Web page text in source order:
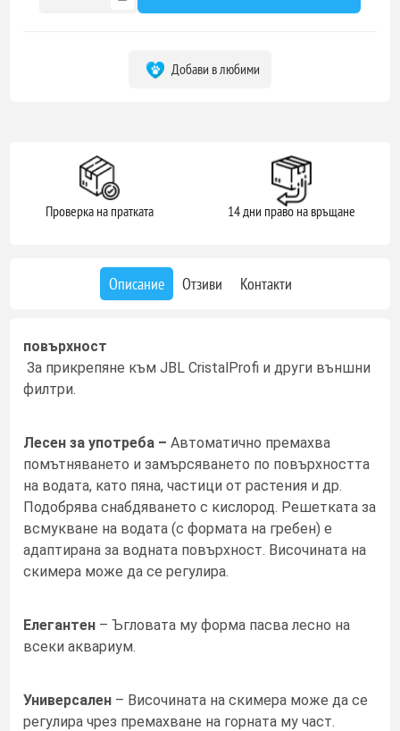
Добави в любими
Проверка на пратката 14 дни право на връщане
Описание Отзиви Контакти
повърхност
За прикрепяне към JBL CristalProfi и други външни
филтри.
Лесен за употреба – Автоматично премахва
помътняването и замърсяването по повърхността
на водата, като пяна, частици от растения и др.
Подобрява снабдяването с кислород. Решетката за
всмукване на водата (с формата на гребен) е
адаптирана за водната повърхност. Височината на
скимера може да се регулира.
Елегантен – Ъгловата му форма пасва лесно на
всеки аквариум.
Универсален – Височината на скимера може да се
регулира чрез премахване на горната му част.